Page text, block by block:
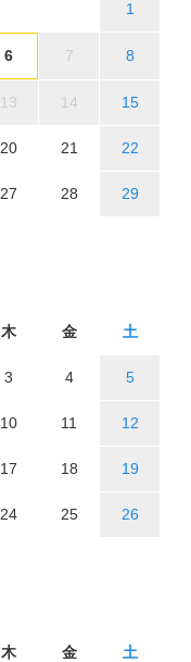
1
6 7 8
13 14 15
20 21 22
27 28 29
木 金 土
3 4 5
10 11 12
17 18 19
24 25 26
木 金 土